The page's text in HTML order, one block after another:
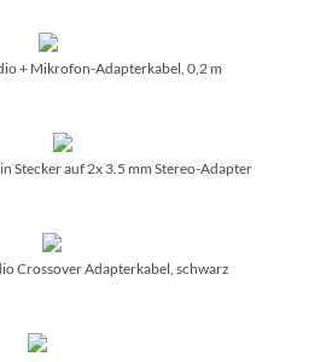
+ Mikrofon-Adapterkabel, 0,2 m
Stecker auf 2x 3.5 mm Stereo-Adapter
Crossover Adapterkabel, schwarz